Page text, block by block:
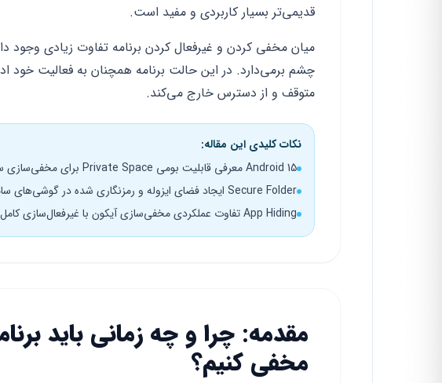
قدیمی‌تر بسیار کاربردی و مفید است.
میان مخفی کردن و غیرفعال کردن برنامه تفاوت زیادی وجود
چشم برمی‌دارد. در این حالت برنامه همچنان به فعالیت خود
متوقف و از دسترس خارج می‌کند.
نکات کلیدی این مقاله:
Android 15 معرفی قابلیت بومی Private Space برای مخفی‌سازی سیستمی
Secure Folder ایجاد فضای ایزوله و رمزنگاری شده در گوشی‌های سامسونگ
App Hiding تفاوت عملکردی مخفی‌سازی آیکون با غیرفعال‌سازی کامل برنامه
مقدمه: چرا و چه زمانی باید
مخفی کنیم؟